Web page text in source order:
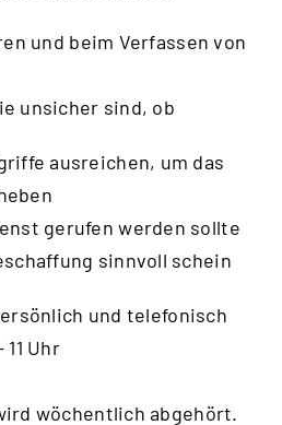
und beim Verfassen von
unsicher sind, ob
ausreichen, um das
gerufen werden sollte
sinnvoll schein
und telefonisch
Uhr
wöchentlich abgehört.